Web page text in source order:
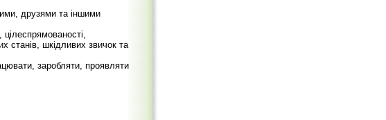
друзями та іншими
цілеспрямованості,
станів, шкідливих звичок та
заробляти, проявляти